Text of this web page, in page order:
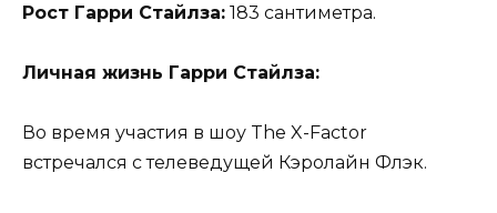
Рост Гарри Стайлза: 183 сантиметра.
Личная жизнь Гарри Стайлза:
Во время участия в шоу The X-Factor
встречался с телеведущей Кэролайн Флэк.